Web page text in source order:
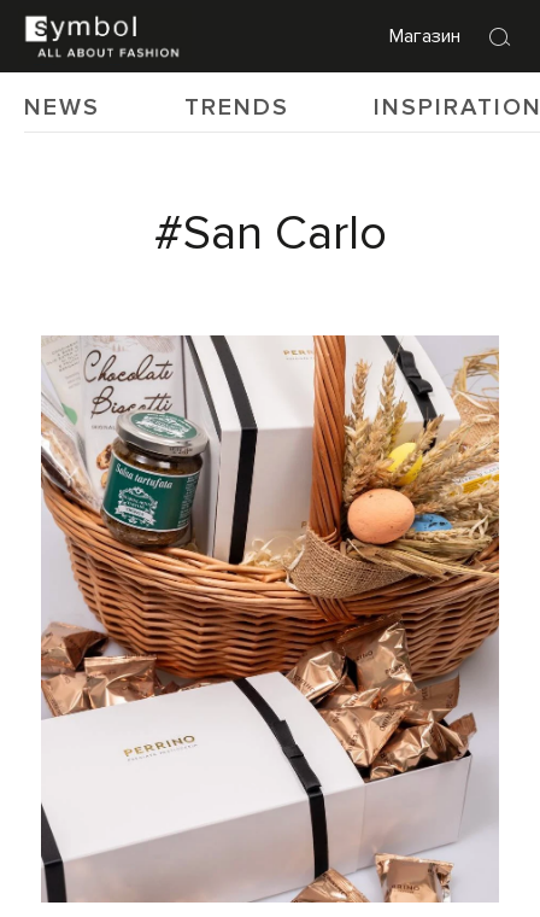
Магазин
NEWS TRENDS
#San Carlo